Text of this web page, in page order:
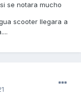
se notara mucho
scooter llegara a